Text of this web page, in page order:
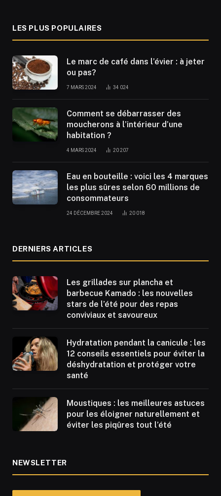
LES PLUS POPULAIRES
Le marc de café dans l’évier : à jeter
ou pas?
7 MARS 2024 34 024
Comment se débarrasser des
moucherons à l’intérieur d’une
habitation ?
4 MARS 2024 20 207
Eau en bouteille : voici les 4 marques
les plus sûres selon 60 millions de
consommateurs
24 DÉCEMBRE 2024 20 018
DERNIERS ARTICLES
Les grillades sur plancha et
barbecue Kamado : les nouvelles
stars de l’été pour des repas
conviviaux et savoureux
Hydratation pendant la canicule : les
12 conseils essentiels pour éviter la
déshydratation et protéger votre
santé
Moustiques : les meilleures astuces
pour les éloigner naturellement et
éviter les piqûres tout l’été
NEWSLETTER